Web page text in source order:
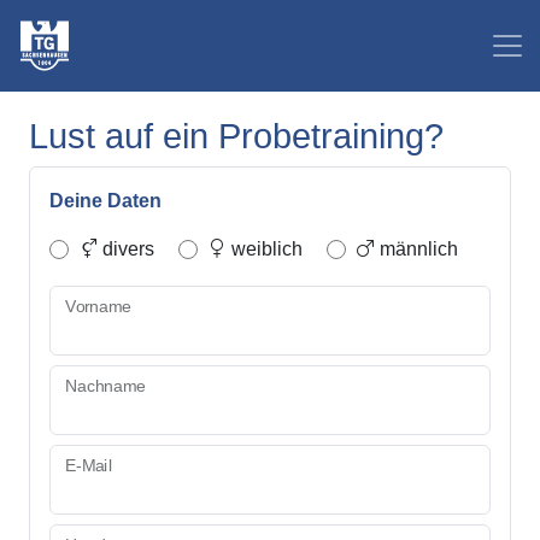
Lust auf ein Probetraining?
Deine Daten
divers weiblich männlich
Vorname
Nachname
E-Mail